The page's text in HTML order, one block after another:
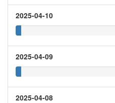
2025-04-10
2025-04-09
2025-04-08